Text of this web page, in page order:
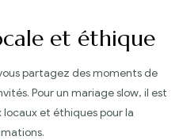
et éthique
partagez des moments de
Pour un mariage slow, il est
et éthiques pour la